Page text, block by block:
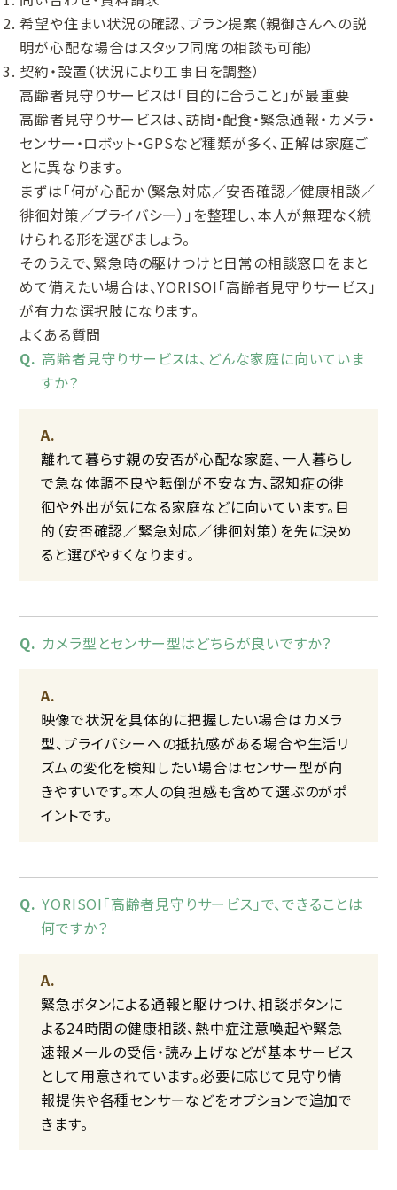
希望や住まい状況の確認、プラン提案（親御さんへの説
明が心配な場合はスタッフ同席の相談も可能）
契約・設置（状況により工事日を調整）
高齢者見守りサービスは「目的に合うこと」が最重要
高齢者見守りサービスは、訪問・配食・緊急通報・カメラ・
センサー・ロボット・GPSなど種類が多く、正解は家庭ご
とに異なります。
まずは「何が心配か（緊急対応／安否確認／健康相談／
徘徊対策／プライバシー）」を整理し、本人が無理なく続
けられる形を選びましょう。
そのうえで、緊急時の駆けつけと日常の相談窓口をまと
めて備えたい場合は、YORISOI「高齢者見守りサービス」
が有力な選択肢になります。
よくある質問
高齢者見守りサービスは、どんな家庭に向いていま
すか？
離れて暮らす親の安否が心配な家庭、一人暮らし
で急な体調不良や転倒が不安な方、認知症の徘
徊や外出が気になる家庭などに向いています。目
的（安否確認／緊急対応／徘徊対策）を先に決め
ると選びやすくなります。
カメラ型とセンサー型はどちらが良いですか？
映像で状況を具体的に把握したい場合はカメラ
型、プライバシーへの抵抗感がある場合や生活リ
ズムの変化を検知したい場合はセンサー型が向
きやすいです。本人の負担感も含めて選ぶのがポ
イントです。
YORISOI「高齢者見守りサービス」で、できることは
何ですか？
緊急ボタンによる通報と駆けつけ、相談ボタンに
よる24時間の健康相談、熱中症注意喚起や緊急
速報メールの受信・読み上げなどが基本サービス
として用意されています。必要に応じて見守り情
報提供や各種センサーなどをオプションで追加で
きます。